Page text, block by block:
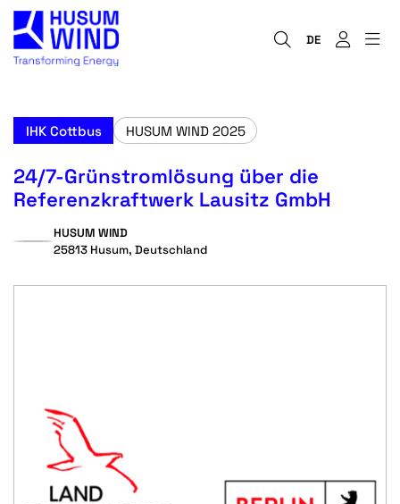
DE
IHK Cottbus HUSUM WIND 2025
24/7-Grünstromlösung über die
Referenzkraftwerk Lausitz GmbH
HUSUM WIND
25813 Husum, Deutschland